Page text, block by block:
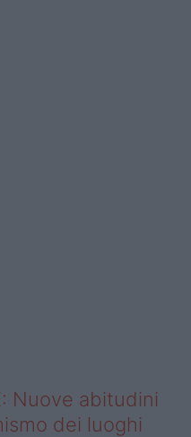
Nuove abitudini
dei luoghi